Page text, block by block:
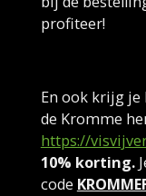
profiteer!
En ook krijg je
de Kromme
https://
10% korting.
code